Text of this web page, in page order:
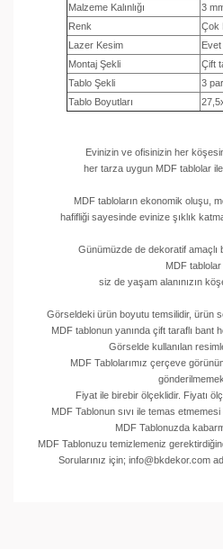
Malzeme Kalınlığı
3
Renk
Çok
Lazer Kesim
Evet
Montaj Şekli
Çift
Tablo Şekli
3
Tablo Boyutları
Evinizin ve ofisinizin her
her tarza uygun MDF tablolar
MDF tabloların ekonomik oluşu,
hafifliği sayesinde evinize şıklık
Günümüzde de dekoratif amaçlı
MDF tablolar
siz de yaşam alanınızın
Görseldeki ürün boyutu temsilidir, ürün
MDF tablonun yanında çift taraflı bant
Görselde kullanılan
MDF Tablolarımız çerçeve
Fiyat ile birebir ölçeklidir. Fiyatı
MDF Tablonun sıvı ile temas
MDF Tablonuzda
MDF Tablonuzu temizlemeniz
Sorularınız için; info@bkdekor.com